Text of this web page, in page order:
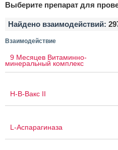
Выберите препарат для
Найдено взаимодействий:
Взаимодействие
9 Месяцев Витаминно-
минеральный комплекс
H-B-Вакс II
L-Аспарагиназа